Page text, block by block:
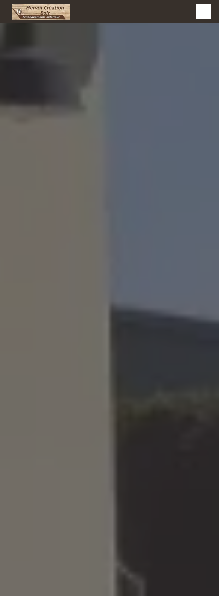
Panneau de gestion des cookies